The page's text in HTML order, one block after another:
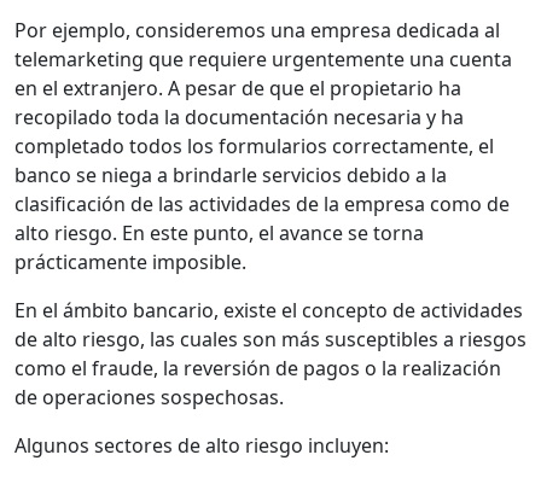
Por ejemplo, consideremos una empresa dedicada al
telemarketing que requiere urgentemente una cuenta
en el extranjero. A pesar de que el propietario ha
recopilado toda la documentación necesaria y ha
completado todos los formularios correctamente, el
banco se niega a brindarle servicios debido a la
clasificación de las actividades de la empresa como de
alto riesgo. En este punto, el avance se torna
prácticamente imposible.
En el ámbito bancario, existe el concepto de actividades
de alto riesgo, las cuales son más susceptibles a riesgos
como el fraude, la reversión de pagos o la realización
de operaciones sospechosas.
Algunos sectores de alto riesgo incluyen: